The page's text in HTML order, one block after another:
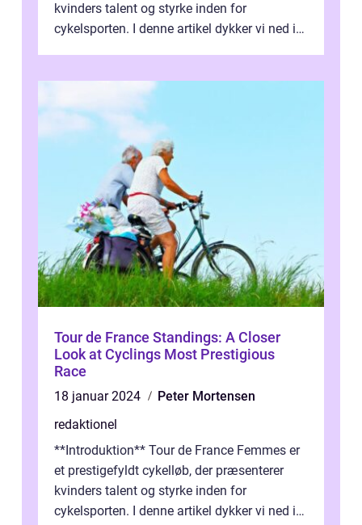
kvinders talent og styrke inden for
cykelsporten. I denne artikel dykker vi ned i
Tour de France Standings: A Closer
Look at Cyclings Most Prestigious
Race
18 januar 2024
Peter Mortensen
redaktionel
**Introduktion** Tour de France Femmes er
et prestigefyldt cykelløb, der præsenterer
kvinders talent og styrke inden for
cykelsporten. I denne artikel dykker vi ned i